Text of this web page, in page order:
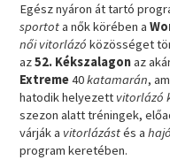
Egész nyáron át tartó
sportota nők körében a
női vitorlázó közösséget
az52. Kékszalagonaz
Extreme40katamarán,
hatodik helyezett vitorlázó
szezon alatt tréningek,
várják a vitorlázástés a
program keretében.